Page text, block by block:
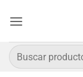
Buscar
por: